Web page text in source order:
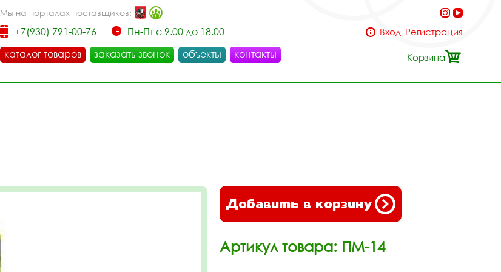
Мы на порталах поставщиков:
+7(930) 791-00-76
Пн-Пт с 9.00 до 18.00
каталог товаров
заказать звонок объекты контакты
Вход Регистрация
Корзина
Добавить в корзину
Артикул товара: ПМ-14